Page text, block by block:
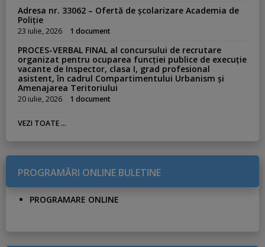
Adresa nr. 33062 – Ofertă de școlarizare Academia de
Poliție
23 iulie, 2026 1 document
PROCES-VERBAL FINAL al concursului de recrutare
organizat pentru ocuparea funcției publice de execuție
vacante de Inspector, clasa I, grad profesional
asistent, în cadrul Compartimentului Urbanism și
Amenajarea Teritoriului
20 iulie, 2026 1 document
VEZI TOATE ...
PROGRAMĂRI ONLINE BULETINE
PROGRAMARE ONLINE